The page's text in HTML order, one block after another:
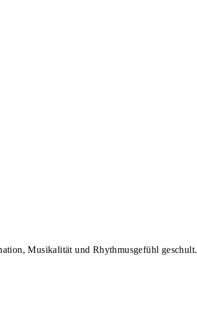
Musikalität und Rhythmusgefühl geschult.